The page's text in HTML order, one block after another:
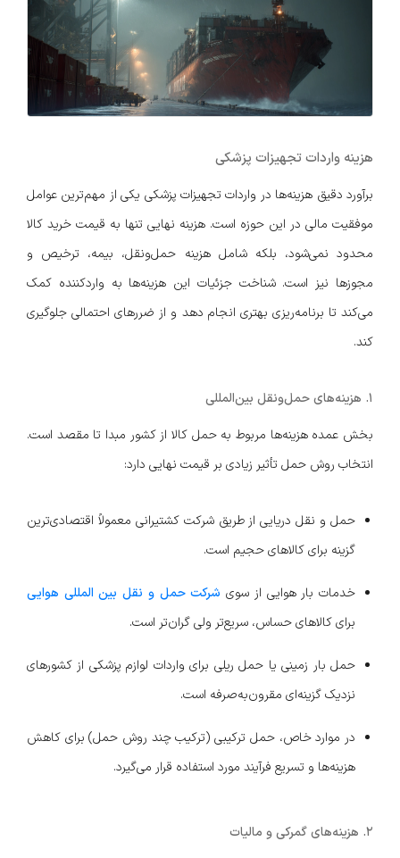
هزینه واردات تجهیزات پزشکی
برآورد دقیق هزینه‌ها در واردات تجهیزات پزشکی یکی از مهم‌ترین عوامل
موفقیت مالی در این حوزه است. هزینه نهایی تنها به قیمت خرید کالا
محدود نمی‌شود، بلکه شامل هزینه حمل‌ونقل، بیمه، ترخیص و
مجوزها نیز است. شناخت جزئیات این هزینه‌ها به واردکننده کمک
می‌کند تا برنامه‌ریزی بهتری انجام دهد و از ضررهای احتمالی جلوگیری
کند.
۱. هزینه‌های حمل‌ونقل بین‌المللی
بخش عمده هزینه‌ها مربوط به حمل کالا از کشور مبدا تا مقصد است.
انتخاب روش حمل تأثیر زیادی بر قیمت نهایی دارد:
حمل و نقل دریایی از طریق شرکت کشتیرانی معمولاً اقتصادی‌ترین
گزینه برای کالاهای حجیم است.
خدمات بار هوایی از سوی شرکت حمل و نقل بین المللی هوایی
برای کالاهای حساس، سریع‌تر ولی گران‌تر است.
حمل بار زمینی یا حمل ریلی برای واردات لوازم پزشکی از کشورهای
نزدیک گزینه‌ای مقرون‌به‌صرفه است.
در موارد خاص، حمل ترکیبی (ترکیب چند روش حمل) برای کاهش
هزینه‌ها و تسریع فرآیند مورد استفاده قرار می‌گیرد.
۲. هزینه‌های گمرکی و مالیات